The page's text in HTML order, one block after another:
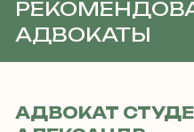
АДВОКАТЫ
АДВОКАТ